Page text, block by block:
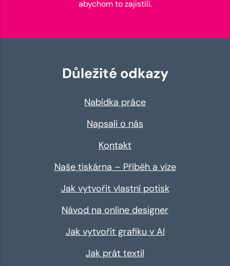
abychom to zajistili.
Důležité odkazy
Nabídka práce
Napsali o nás
Kontakt
Naše tiskárna – Příběh a vize
Jak vytvořit vlastní potisk
Návod na online designer
Jak vytvořit grafiku v AI
Jak prát textil